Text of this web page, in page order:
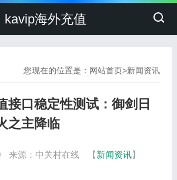
kavip海外充值
您现在的位置是： 网站首页>新闻资讯
接口稳定性测试：御剑日
之主降临
来源：中关村在线 【新闻资讯】